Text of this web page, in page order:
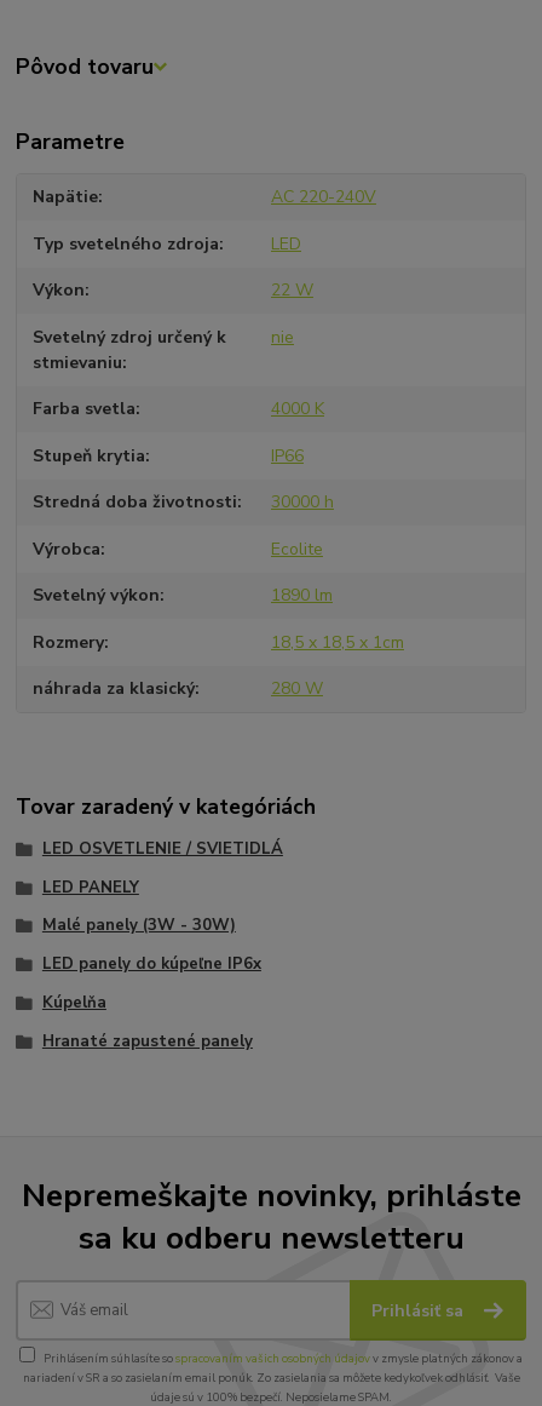
Pôvod tovaru
Parametre
Napätie AC 220-240V
Typ svetelného zdroja LED
Výkon 22 W
Svetelný zdroj určený k
stmievaniu
nie
Farba svetla 4000 K
Stupeň krytia IP66
Stredná doba životnosti 30000 h
Výrobca Ecolite
Svetelný výkon 1890 lm
Rozmery 18,5 x 18,5 x 1cm
náhrada za klasický 280 W
Tovar zaradený v kategóriách
LED OSVETLENIE / SVIETIDLÁ
LED PANELY
Malé panely (3W - 30W)
LED panely do kúpeľne IP6x
Kúpelňa
Hranaté zapustené panely
Nepremeškajte novinky, prihláste
sa ku odberu newsletteru
Prihlásiť sa
Prihlásením súhlasíte sospracovaním vašich osobných údajovv zmysle platných zákonov a
nariadení v SR a so zasielaním email ponúk. Zo zasielania sa môžete kedykoľvek odhlásiť. Vaše
údaje sú v 100% bezpečí. Neposielame SPAM.